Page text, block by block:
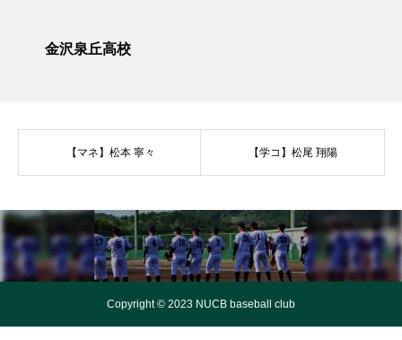
金沢泉丘高校
【マネ】松本 寧々 【学コ】松尾 翔陽
Copyright © 2023 NUCB baseball club